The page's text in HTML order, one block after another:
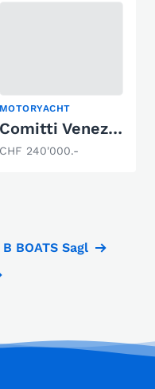
MOTORYACHT
Comitti Venezia 31
CHF 240'000.-
BOATS Sagl